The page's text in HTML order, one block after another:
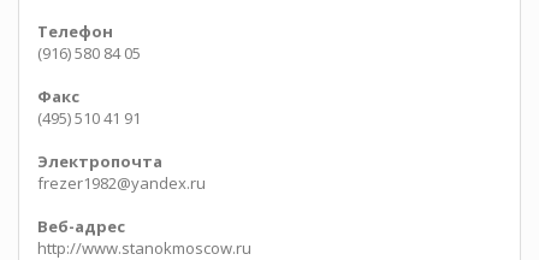
Телефон
(916) 580 84 05
Факс
(495) 510 41 91
Электропочта
frezer1982@yandex.ru
Веб-адрес
http://www.stanokmoscow.ru